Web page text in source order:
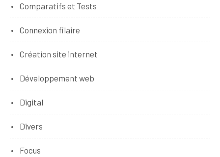
Comparatifs et Tests
Connexion filaire
Création site internet
Développement web
Digital
Divers
Focus